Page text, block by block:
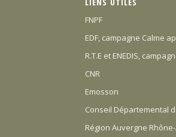
LIENS UTILES
FNPF
EDF, campagne Calme
R.T.E et ENEDIS,
CNR
Emosson
Conseil Départemental
Région Auvergne